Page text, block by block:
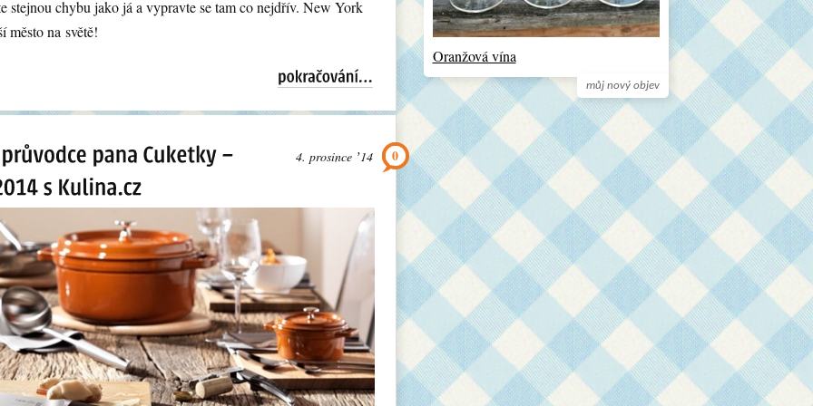
stejnou chybu jako já a vypravte se tam co nejdřív. New York
město na světě!
4. prosince ʼ14 0
můj nový objev
Oranžová vína